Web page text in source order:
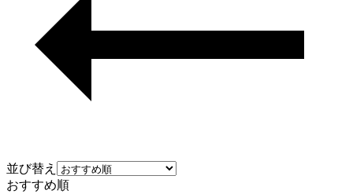
並び替え
おすすめ順